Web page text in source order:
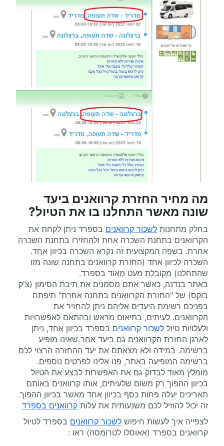
מה מחיר החזרת קרוואנים ביעד
שונה מאשר התחלנו בו את הטיול?
בחלק מתחנות לשכור קרוואנים בספרד ניתן לקחת את
הקרוואנים בתחנת השכרה אחת ולהחזירו בתחנת השכרה
אחרת. בשפה המקצועית זה נקרא השכרה בכיוון אחד.
השכרה לכיוון אחד (החזרת קרוואנים בתחנה שונה מזו
שהתחלנו) מקובלת מעט מאוד בספרד.
באתר בנדנה, כאשר אתם מסמנים את תיבת הסימון (צ'ק
בוקס) של "החזרת הקרוואנים בתחנה אחרת" תיפתח
בפניכם רשימת היעדים אליהם ניתן להחזיר את
הקרוואנים. לעיתים, בתיאום מראש ובהתאם לאפשרויות
ולעלויות טיול לשכור קרוואנים בספרד בכיוון אחד, ניתן
לארגן החזרת הקרוואנים גם ביעד אחר שאינו מופיע
ברשימה. במידה ולא מצאתם את יעד ההחזרה הרצוי לכם
ברשימה המופיעה באתר, פנו אלינו לפרטים נוספים.
מומלץ מאוד לבדוק גם את האפשרות לבצע את הטיול
בכיוון ההפוך רק משום שלעיתים, אותו קרוואנים באותם
תאריכים יעלה פחות כסף בכיוון אחד מאשר בכיוון ההפוך.
זה יכול להוזיל לכם משנעותית את עלות קרוואנים בספרד
לצפייה איך לעשות חיפוש לשכור קרוואנים בספרד לטיול
קרוואנים בספרד (אאוסלו לטרומסה) ראו :